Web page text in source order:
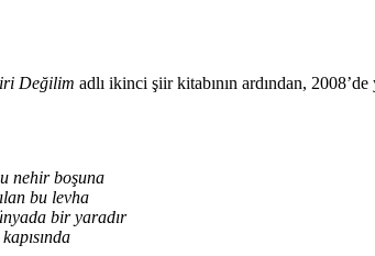
Değilim adlı ikinci şiir kitabının ardından,
nehir boşuna
bu levha
bir yaradır